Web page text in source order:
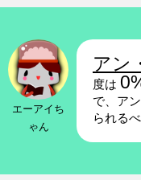
エーアイち
ゃん
アン
度は
で、ア
られる